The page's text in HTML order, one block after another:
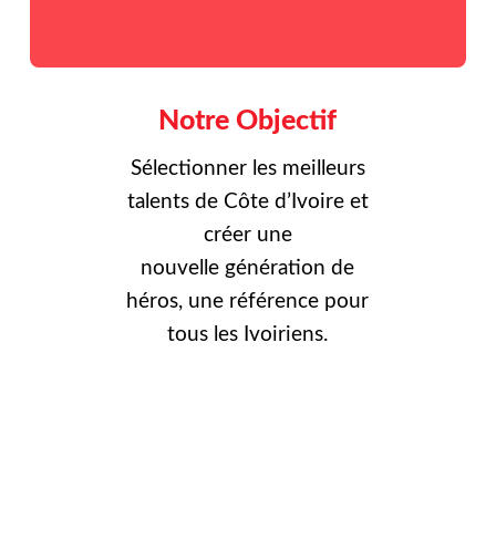
Notre Objectif
Sélectionner les meilleurs
talents de Côte d’Ivoire et
créer une
nouvelle génération de
héros, une référence pour
tous les Ivoiriens.